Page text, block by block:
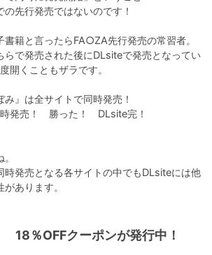
先行発売ではないのです！
書籍と言ったらFA○ZA先行発売の常習者。
らで発売された後にDLsiteで発売となってい
開くこともザラです。
み』は全サイトで同時発売！
発売！　勝った！　DLsite完！
時発売となる各サイトの中でもDLsiteには他
あります。
18％OFFクーポンが発行中！